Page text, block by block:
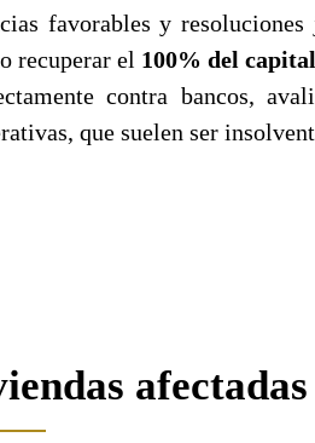
favorables y
recuperar el 100% del
contra bancos,
que suelen ser
afectadas